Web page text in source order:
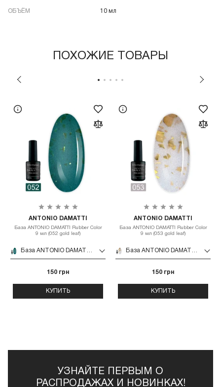
ОБЪЁМ 10 мл
ПОХОЖИЕ ТОВАРЫ
ANTONIO DAMATTI
База ANTONIO DAMATTI Rubber Color
9 мл (052 gold leaf)
База ANTONIO DAMATTI Rubber Color 9 мл (052 gold leaf)
150 грн
КУПИТЬ
ANTONIO DAMATTI
База ANTONIO DAMATTI Rubber Color
9 мл (053 gold leaf)
База ANTONIO DAMATTI Rubber Color 9 мл (053 gold leaf)
150 грн
КУПИТЬ
УЗНАЙТЕ ПЕРВЫМ О
РАСПРОДАЖАХ И НОВИНКАХ!